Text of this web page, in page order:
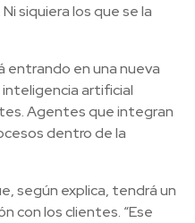
siquiera los que se la
entrando en una nueva
artificial
Agentes que integran
dentro de la
según explica, tendrá un
con los clientes. “Ese